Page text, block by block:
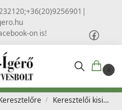
|
on is!
0
/ Keresztelői kising, hímzett